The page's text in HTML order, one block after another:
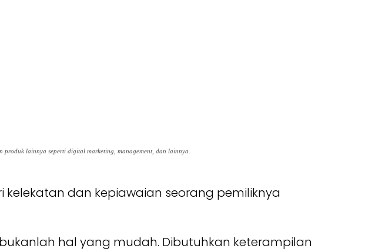
produk lainnya seperti digital marketing, management, dan lainnya.
kelekatan dan kepiawaian seorang pemiliknya
hal yang mudah. Dibutuhkan keterampilan